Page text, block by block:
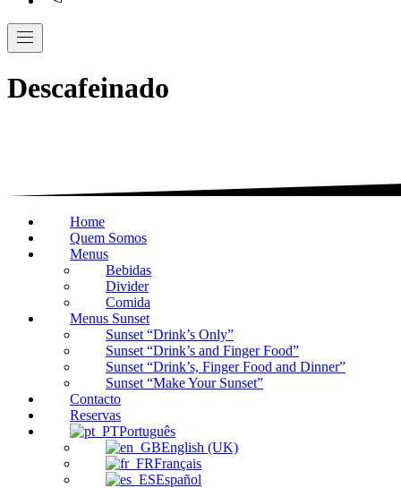
Navigation
Descafeinado
Home
Quem Somos
Menus
Bebidas
Divider
Comida
Menus Sunset
Sunset “Drink’s Only”
Sunset “Drink’s and Finger Food”
Sunset “Drink’s, Finger Food and Dinner”
Sunset “Make Your Sunset”
Contacto
Reservas
Português
English (UK)
Français
Español